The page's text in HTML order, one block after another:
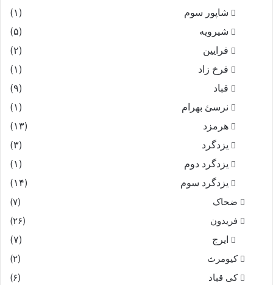
شاپور سوم‏
(۱)
شیرویه
(۵)
فرایین
(۲)
فرخ زاد
(۱)
قباد
(۹)
نرسئ بهرام‏
(۱)
هرمزد
(۱۳)
یزدگرد
(۳)
یزدگرد دوم
(۱)
یزدگرد سوم
(۱۴)
ضحاک
(۷)
فریدون
(۲۶)
ایرج
(۷)
کیومرث
(۲)
کی قباد
(۶)